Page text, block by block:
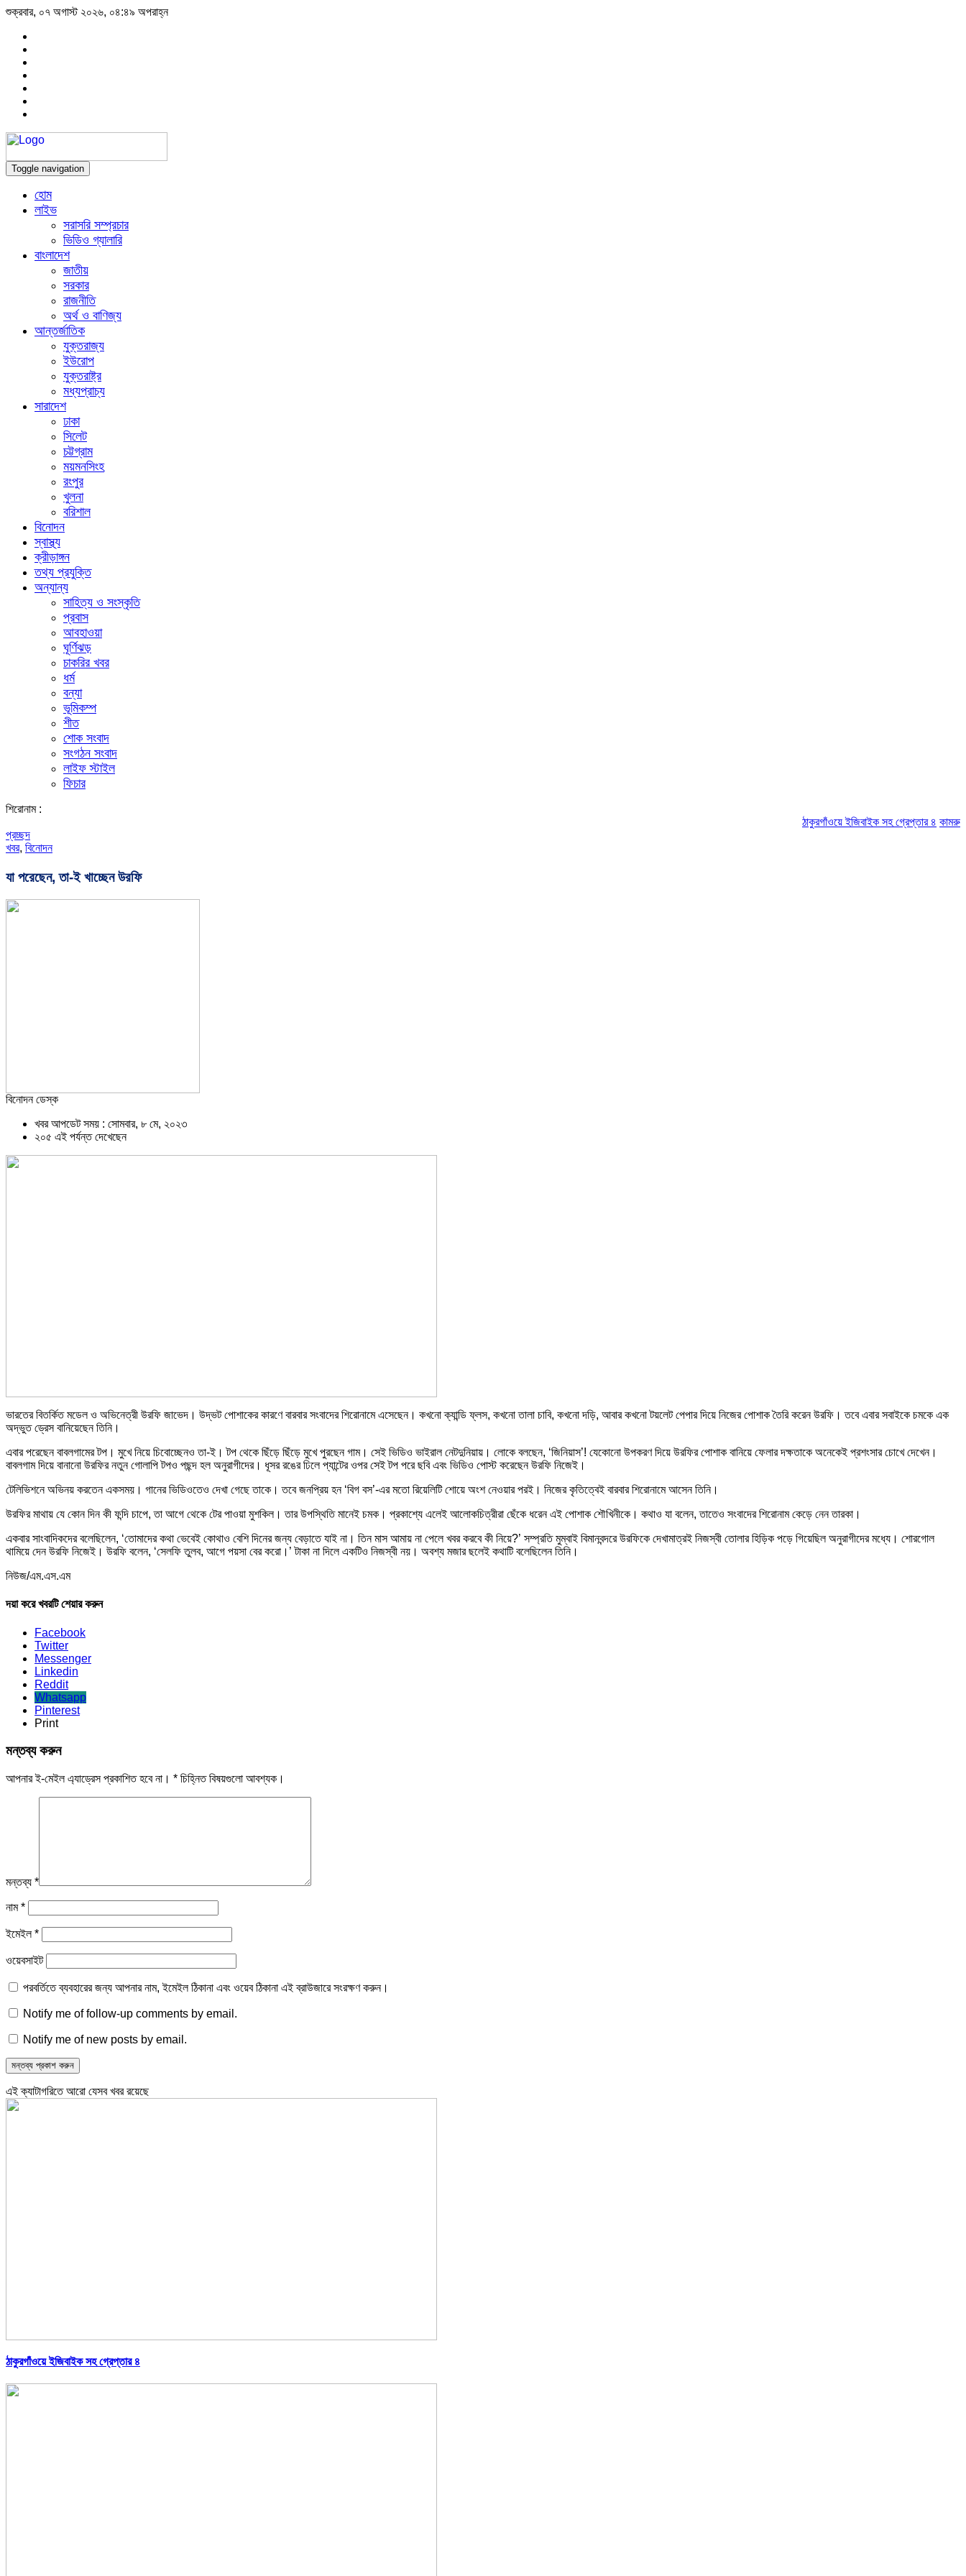
শুক্রবার, ০৭ অগাস্ট ২০২৬, ০৪:৪৯ অপরাহ্ন
Toggle navigation
হোম
লাইভ
সরাসরি সম্প্রচার
ভিডিও গ্যালারি
বাংলাদেশ
জাতীয়
সরকার
রাজনীতি
অর্থ ও বাণিজ্য
আন্তর্জাতিক
যুক্তরাজ্য
ইউরোপ
যুক্তরাষ্ট্র
মধ্যপ্রাচ্য
সারাদেশ
ঢাকা
সিলেট
চট্টগ্রাম
ময়মনসিংহ
রংপুর
খুলনা
বরিশাল
বিনোদন
স্বাস্থ্য
ক্রীড়াঙ্গন
তথ্য প্রযুক্তি
অন্যান্য
সাহিত্য ও সংস্কৃতি
প্রবাস
আবহাওয়া
ঘূর্ণিঝড়
চাকরির খবর
ধর্ম
বন্যা
ভূমিকম্প
শীত
শোক সংবাদ
সংগঠন সংবাদ
লাইফ স্টাইল
ফিচার
শিরোনাম :
ঠাকুরগাঁওয়ে ইজিবাইক সহ গ্রেপ্তার ৪ কামরুল-জসিম
প্রচ্ছদ
খবর, বিনোদন
যা পরেছেন, তা-ই খাচ্ছেন উরফি
বিনোদন ডেস্ক
খবর আপডেট সময় : সোমবার, ৮ মে, ২০২৩
২০৫ এই পর্যন্ত দেখেছেন
ভারতের বিতর্কিত মডেল ও অভিনেত্রী উরফি জাভেদ। উদ্ভট পোশাকের কারণে বারবার সংবাদের শিরোনামে এসেছেন। কখনো ক্যান্ডি ফ্লস, কখনো তালা চাবি, কখনো দড়ি, আবার কখনো টয়লেট পেপার দিয়ে নিজের পোশাক তৈরি করেন উরফি। তবে এবার সবাইকে চমকে এক
অদ্ভুত ড্রেস বানিয়েছেন তিনি।
এবার পরেছেন বাবলগামের টপ। মুখে নিয়ে চিবোচ্ছেনও তা-ই। টপ থেকে ছিঁড়ে ছিঁড়ে মুখে পুরছেন গাম। সেই ভিডিও ভাইরাল নেটদুনিয়ায়। লোকে বলছেন, ‘জিনিয়াস’! যেকোনো উপকরণ দিয়ে উরফির পোশাক বানিয়ে ফেলার দক্ষতাকে অনেকেই প্রশংসার চোখে দেখেন।
বাবলগাম দিয়ে বানানো উরফির নতুন গোলাপি টপও পছন্দ হল অনুরাগীদের। ধূসর রঙের ঢিলে প্যান্টের ওপর সেই টপ পরে ছবি এবং ভিডিও পোস্ট করেছেন উরফি নিজেই।
টেলিভিশনে অভিনয় করতেন একসময়। গানের ভিডিওতেও দেখা গেছে তাকে। তবে জনপ্রিয় হন ‘বিগ বস’-এর মতো রিয়েলিটি শোয়ে অংশ নেওয়ার পরই। নিজের কৃতিত্বেই বারবার শিরোনামে আসেন তিনি।
উরফির মাথায় যে কোন দিন কী ফন্দি চাপে, তা আগে থেকে টের পাওয়া মুশকিল। তার উপস্থিতি মানেই চমক। প্রকাশ্যে এলেই আলোকচিত্রীরা ছেঁকে ধরেন এই পোশাক শৌখিনীকে। কথাও যা বলেন, তাতেও সংবাদের শিরোনাম কেড়ে নেন তারকা।
একবার সাংবাদিকদের বলেছিলেন, ‘তোমাদের কথা ভেবেই কোথাও বেশি দিনের জন্য বেড়াতে যাই না। তিন মাস আমায় না পেলে খবর করবে কী নিয়ে?’ সম্প্রতি মুম্বাই বিমানবন্দরে উরফিকে দেখামাত্রই নিজস্বী তোলার হিড়িক পড়ে গিয়েছিল অনুরাগীদের মধ্যে। শোরগোল
থামিয়ে দেন উরফি নিজেই। উরফি বলেন, ‘সেলফি তুলব, আগে পয়সা বের করো।’ টাকা না দিলে একটিও নিজস্বী নয়। অবশ্য মজার ছলেই কথাটি বলেছিলেন তিনি।
নিউজ/এম.এস.এম
দয়া করে খবরটি শেয়ার করুন
Facebook
Twitter
Messenger
Linkedin
Reddit
Whatsapp
Pinterest
Print
মন্তব্য করুন
আপনার ই-মেইল এ্যাড্রেস প্রকাশিত হবে না। * চিহ্নিত বিষয়গুলো আবশ্যক।
মন্তব্য *
নাম*
ইমেইল*
ওয়েবসাইট
পরবর্তিতে ব্যবহারের জন্য আপনার নাম, ইমেইল ঠিকানা এবং ওয়েব ঠিকানা এই ব্রাউজারে সংরক্ষণ করুন।
Notify me of follow-up comments by email.
Notify me of new posts by email.
এই ক্যাটাগরিতে আরো যেসব খবর রয়েছে
ঠাকুরগাঁওয়ে ইজিবাইক সহ গ্রেপ্তার ৪